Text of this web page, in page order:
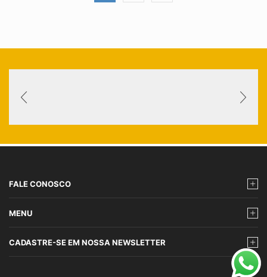
FALE CONOSCO
MENU
CADASTRE-SE EM NOSSA NEWSLETTER